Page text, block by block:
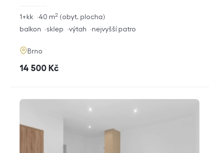
rozměry
1+kk obyt. plocha
40 m2
funkce
balkon sklep výtah nejvyšší patro
adresa
Brno
cena
14 500 Kč